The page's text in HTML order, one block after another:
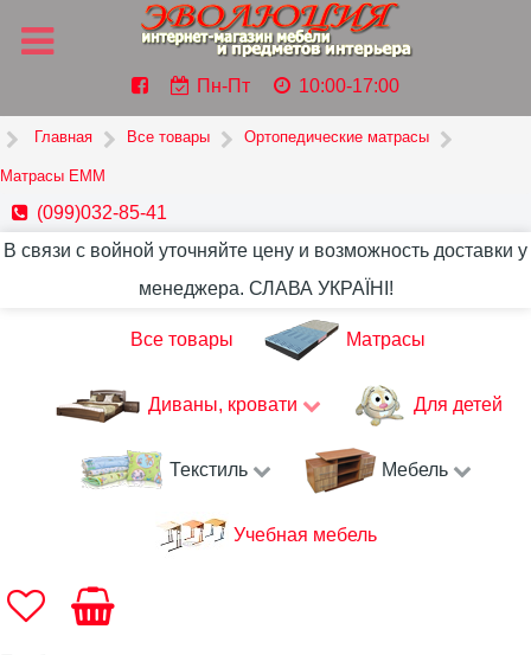
Пн-Пт 10:00-17:00
Главная Все товары Ортопедические матрасы
Матрасы ЕММ
(099)032-85-41
В связи с войной уточняйте цену и возможность доставки у
менеджера. СЛАВА УКРАЇНІ!
Все товары Матрасы
Диваны, кровати Для детей
Текстиль Мебель
Учебная мебель